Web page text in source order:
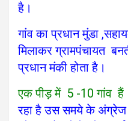
है।
गांव का प्रधान मुंडा ,
मिलाकर ग्रामपंचायत
प्रधान मंकी होता है।
एक पीड़ में 5 -10 गांव
रहा है उस समये के